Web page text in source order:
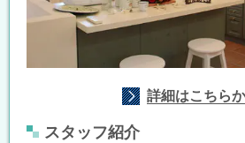
詳細はこちら
スタッフ紹介